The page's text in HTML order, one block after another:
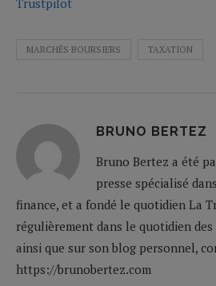
MARCHÉS BOURSIERS TAXATION
BRUNO BERTEZ
Bruno Bertez a été
presse spécialisé
finance, et a fondé le quotidien La
régulièrement dans le quotidien des
ainsi que sur son blog personnel,
https://brunobertez.com